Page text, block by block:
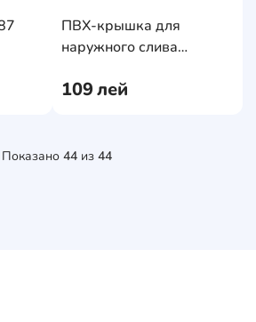
AddCardToCart
ПВХ-крышка для
наружного слива
(84658)
109лей
Показано 44 из 44